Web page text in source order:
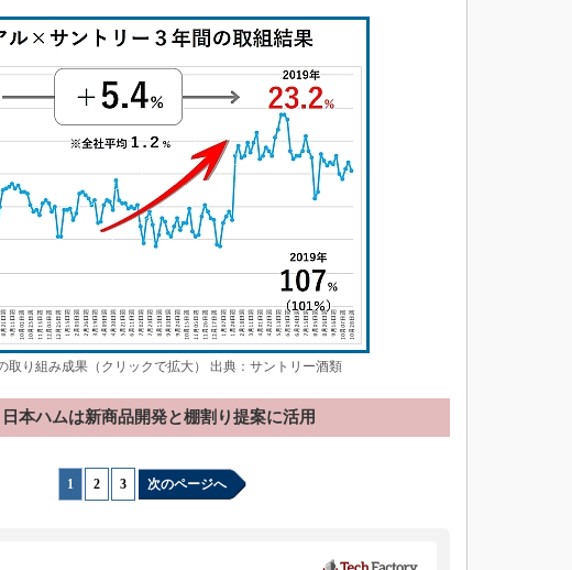
取り組み成果（クリックで拡大） 出典：サントリー酒類
日本ハムは新商品開発と棚割り提案に活用
1 2 3 次のページへ